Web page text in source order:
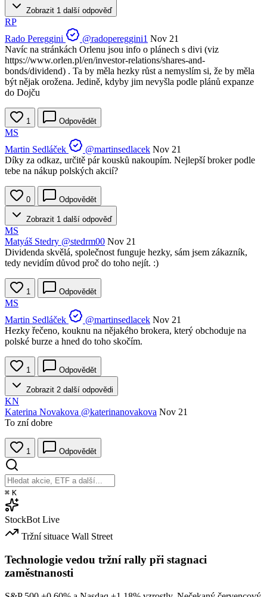
Zobrazit 1 další odpověď
RP
Rado Pereggini
@radopereggini1 Nov 21
Navíc na stránkách Orlenu jsou info o plánech s divi (viz
https://www.orlen.pl/en/investor-relations/shares-and-
bonds/dividend) . Ta by měla hezky růst a nemyslím si, že by měla
být nějak orožena. Jedině, kdyby jim nevyšla podle plánů expanze
do Dojču
1 Odpovědět
MS
Martin Sedláček
@martinsedlacek Nov 21
Díky za odkaz, určitě pár kousků nakoupím. Nejlepší broker podle
tebe na nákup polských akcií?
0 Odpovědět
Zobrazit 1 další odpověď
MS
Matyáš Stedry @stedrm00 Nov 21
Dividenda skvělá, společnost funguje hezky, sám jsem zákazník,
tedy nevidím důvod proč do toho nejít. :)
1 Odpovědět
MS
Martin Sedláček
@martinsedlacek Nov 21
Hezky řečeno, kouknu na nějakého brokera, který obchoduje na
polské burze a hned do toho skočím.
1 Odpovědět
Zobrazit 2 další odpovědi
KN
Katerina Novakova @katerinanovakova Nov 21
To zní dobre
1 Odpovědět
⌘ K
StockBot Live
Tržní situace Wall Street
Technologie vedou tržní rally při stagnaci
zaměstnanosti